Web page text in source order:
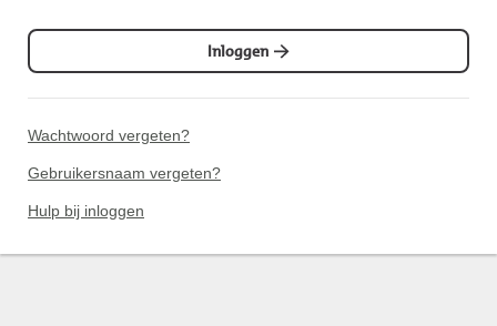
Inloggen
Wachtwoord vergeten?
Gebruikersnaam vergeten?
Hulp bij inloggen